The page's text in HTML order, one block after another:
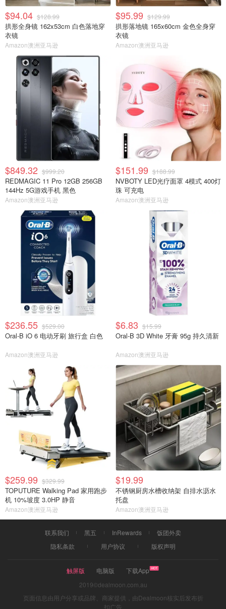
$94.04 $128.99
拱形全身镜 162x53cm 白色落地穿
衣镜
Amazon澳洲亚马逊
$95.99 $129.99
拱形落地镜 165x60cm 金色全身穿
衣镜
Amazon澳洲亚马逊
$849.32 $999.20
REDMAGIC 11 Pro 12GB 256GB
144Hz 5G游戏手机 黑色
Amazon澳洲亚马逊
$151.99 $188.99
NVBOTY LED光疗面罩 4模式 400灯
珠 可充电
Amazon澳洲亚马逊
$236.55 $529.00
Oral-B iO 6 电动牙刷 旅行盒 白色
Amazon澳洲亚马逊
$6.83 $15.99
Oral-B 3D White 牙膏 95g 持久清新
Amazon澳洲亚马逊
$259.99 $329.99
TOPUTURE Walking Pad 家用跑步
机 10%坡度 3.0HP 静音
Amazon澳洲亚马逊
$19.99
不锈钢厨房水槽收纳架 自排水沥水
托盘
Amazon澳洲亚马逊
联系我们 黑五 InRewards
饭团外卖
隐私条款
用户协议 版权声明
触屏版 电脑版
下载App
2019©dealmoon.com.au
页面信息由用户分享或品牌、商家提供，由Dealmoon核实后发布折
扣广告